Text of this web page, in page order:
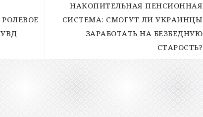
НАКОПИТЕЛЬНАЯ ПЕНСИОННАЯ
СИСТЕМА: СМОГУТ ЛИ УКРАИНЦЫ
ЗАРАБОТАТЬ НА БЕЗБЕДНУЮ
СТАРОСТЬ?